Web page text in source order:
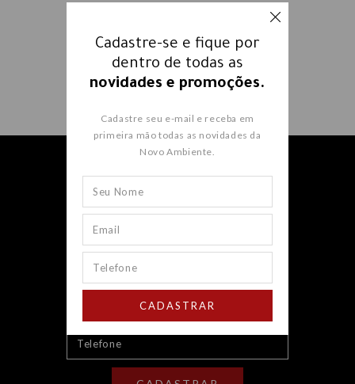
Receba nossos e-mails e fique
por dentro
novidades e promoções.
Cadastre-se e fique por
dentro de todas as
novidades e promoções.
Cadastre seu e-mail e receba em
primeira mão todas as novidades da
Novo Ambiente.
CADASTRAR